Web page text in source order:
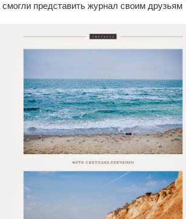
представить журнал своим друзьям